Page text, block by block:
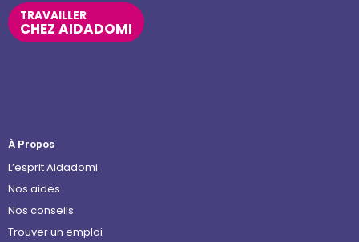
TRAVAILLER
CHEZ AIDADOMI
À Propos
L’esprit Aidadomi
Nos aides
Nos conseils
Trouver un emploi